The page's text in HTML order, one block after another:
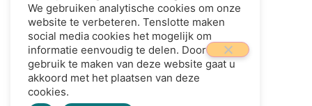
planner in Dordrecht.
We gebruiken analytische cookies om onze
website te verbeteren. Tenslotte maken
social media cookies het mogelijk om
informatie eenvoudig te delen. Door
gebruik te maken van deze website gaat u
akkoord met het plaatsen van deze
cookies.